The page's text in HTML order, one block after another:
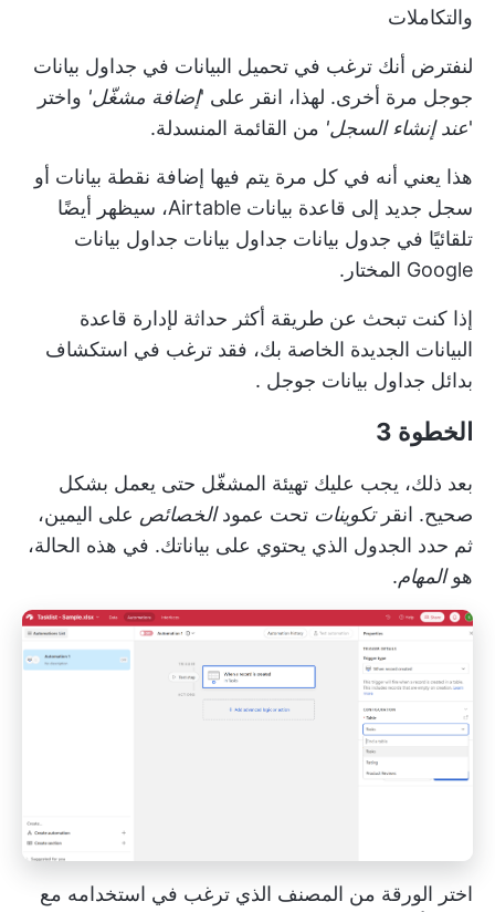
والتكاملات
لنفترض أنك ترغب في تحميل البيانات في جداول بيانات
جوجل مرة أخرى. لهذا، انقر على 'إضافة مشغّل' واختر
'عند إنشاء السجل' من القائمة المنسدلة.
هذا يعني أنه في كل مرة يتم فيها إضافة نقطة بيانات أو
سجل جديد إلى قاعدة بيانات Airtable، سيظهر أيضًا
تلقائيًا في جدول بيانات جداول بيانات جداول بيانات
Google المختار.
إذا كنت تبحث عن طريقة أكثر حداثة لإدارة قاعدة
البيانات الجديدة الخاصة بك، فقد ترغب في استكشاف
بدائل جداول بيانات جوجل .
الخطوة 3
بعد ذلك، يجب عليك تهيئة المشغّل حتى يعمل بشكل
صحيح. انقرتكوينات تحت عمودالخصائص على اليمين،
ثم حدد الجدول الذي يحتوي على بياناتك. في هذه الحالة،
هوالمهام.
اختر الورقة من المصنف الذي ترغب في استخدامه مع